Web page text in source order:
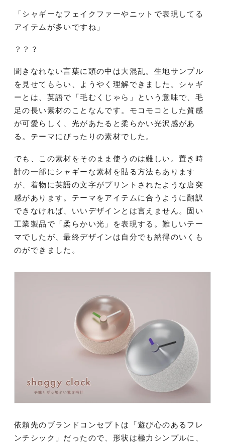
「シャギーなフェイクファーやニットで表現してる
アイテムが多いですね」
？？？
聞きなれない言葉に頭の中は大混乱。生地サンプル
を見せてもらい、ようやく理解できました。シャギ
ーとは、英語で「毛むくじゃら」という意味で、毛
足の長い素材のことなんです。モコモコとした質感
が可愛らしく、光があたると柔らかい光沢感があ
る。テーマにぴったりの素材でした。
でも、この素材をそのまま使うのは難しい。置き時
計の一部にシャギーな素材を貼る方法もあります
が、着物に英語の文字がプリントされたような唐突
感があります。テーマをアイテムに合うように翻訳
できなければ、いいデザインとは言えません。固い
工業製品で「柔らかい光」を表現する。難しいテー
マでしたが、最終デザインは自分でも納得のいくも
のができました。
依頼先のブランドコンセプトは「遊び心のあるフレ
ンチシック」だったので、形状は極力シンプルに、